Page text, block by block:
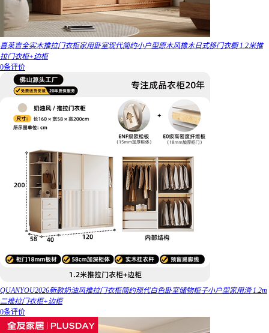
喜莱吉全实木推拉门衣柜家用卧室现代简约小户型原木风橡木日式移门衣橱 1.2米推
拉门衣柜+边柜
0条评价
QUANYOU2026新款奶油风推拉门衣柜简约现代白色卧室储物柜子小户型家用滑 1.2m
二推拉门衣柜+边柜
0条评价